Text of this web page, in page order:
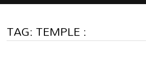
TAG:TEMPLE :